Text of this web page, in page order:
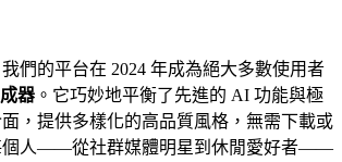
們的平台在 2024 年成為絕大多數使用者
器 。它巧妙地平衡了先進的 AI 功能與極
，提供多樣化的高品質風格，無需下載或
個人——從社群媒體明星到休閒愛好者——